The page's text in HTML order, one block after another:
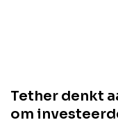
Tether denkt
om